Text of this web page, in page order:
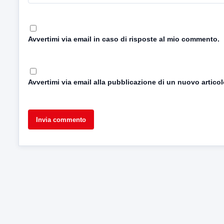
Avvertimi via email in caso di risposte al mio commento.
Avvertimi via email alla pubblicazione di un nuovo